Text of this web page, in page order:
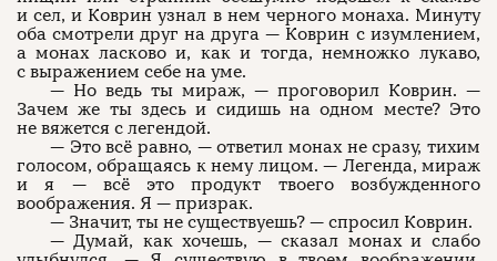
и сел, и Коврин узнал в нем черного монаха. Минуту
оба смотрели друг на друга — Коврин с изумлением,
а монах ласково и, как и тогда, немножко лукаво,
с выражением себе на уме.
— Но ведь ты мираж, — проговорил Коврин. —
Зачем же ты здесь и сидишь на одном месте? Это
не вяжется с легендой.
— Это всё равно, — ответил монах не сразу, тихим
голосом, обращаясь к нему лицом. — Легенда, мираж
и я — всё это продукт твоего возбужденного
воображения. Я — призрак.
— Значит, ты не существуешь? — спросил Коврин.
— Думай, как хочешь, — сказал монах и слабо